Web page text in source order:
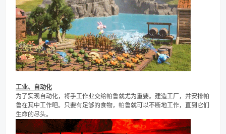
工业、自动化
为了实现自动化，将手工作业交给帕鲁就尤为重要。建造工厂，并安排帕
鲁在其中工作吧。只要有足够的食物，帕鲁就可以不断地工作，直到它们
生命的尽头。